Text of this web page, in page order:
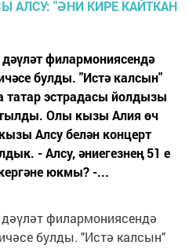
дәүләт филармониясендә
булды. "Истә калсын"
татар эстрадасы йолдызы
Олы кызы Алия өч
Алсу белән концерт
- Алсу, әниегезнең 51 е
юкмы? -...
дәүләт филармониясендә
булды. "Истә калсын"